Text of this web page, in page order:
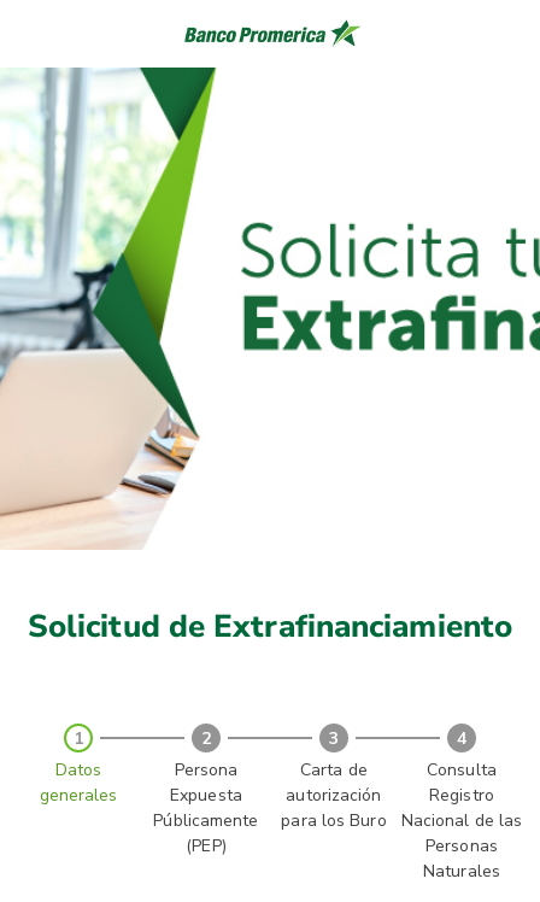
Solicitud de Extrafinanciamiento
1
Datos
generales
2
Persona
Expuesta
Públicamente
(PEP)
3
Carta de
autorización
para los Buro
4
Consulta
Registro
Nacional de las
Personas
Naturales